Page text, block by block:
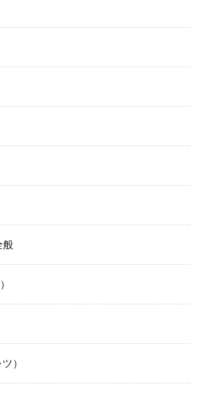
般
）